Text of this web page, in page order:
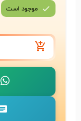
موجود است